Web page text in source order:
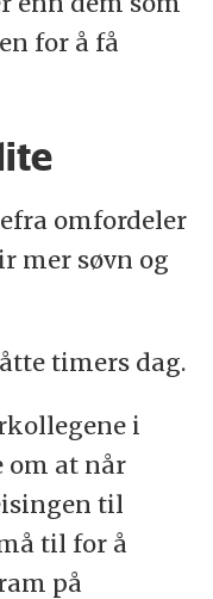
for å få
omfordeler
mer søvn og
timers dag.
i
om at når
til
til for å
på